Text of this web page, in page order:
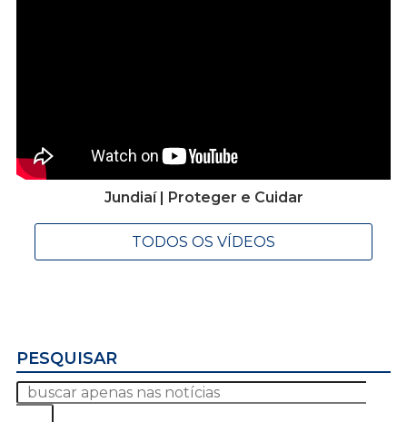
Jundiaí | Proteger e Cuidar
TODOS OS VÍDEOS
PESQUISAR